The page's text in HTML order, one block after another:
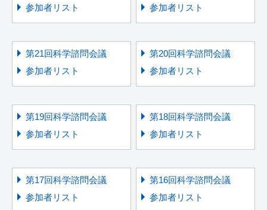
参加者リスト
参加者リスト
第21回科学諮問会議
参加者リスト
第20回科学諮問会議
参加者リスト
第19回科学諮問会議
参加者リスト
第18回科学諮問会議
参加者リスト
第17回科学諮問会議
参加者リスト
第16回科学諮問会議
参加者リスト